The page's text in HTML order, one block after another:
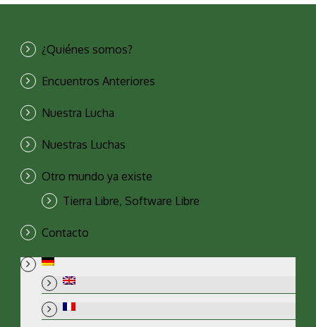
¿Quiénes somos?
Encuentros Anteriores
Nuestra Lucha
Nuestras Luchas
Otro mundo ya existe
Tierra Libre, Software Libre
Contacto